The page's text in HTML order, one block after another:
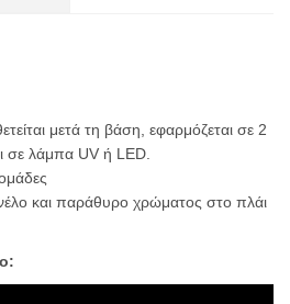
μετά τη βάση, εφαρμόζεται σε 2
σε λάμπα UV ή LED.
και παράθυρο χρώματος στο πλάι